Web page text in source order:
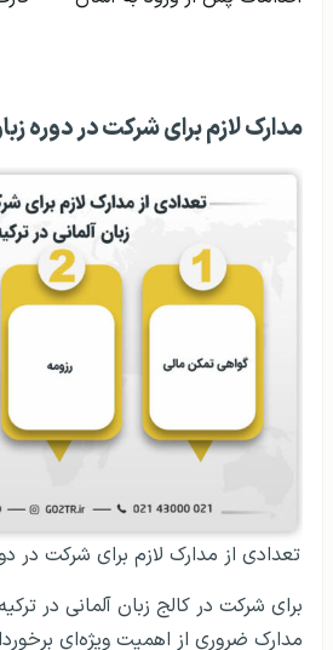
مدارک لازم برای شرکت در دوره
تعدادی از مدارک لازم برای شرکت در
برای شرکت در کالج زبان آلمانی در
مدارک ضروری از اهمیت ویژه‌ای